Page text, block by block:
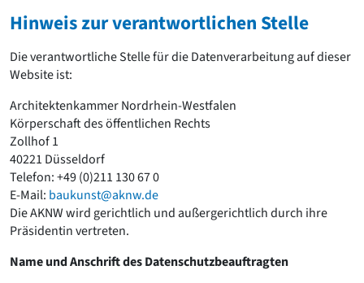
Hinweis zur verantwortlichen Stelle
Die verantwortliche Stelle für die Datenverarbeitung auf dieser
Website ist:
Architektenkammer Nordrhein-Westfalen
Körperschaft des öffentlichen Rechts
Zollhof 1
40221 Düsseldorf
Telefon: +49 (0)211 130 67 0
E-Mail: baukunst@aknw.de
Die AKNW wird gerichtlich und außergerichtlich durch ihre
Präsidentin vertreten.
Name und Anschrift des Datenschutzbeauftragten